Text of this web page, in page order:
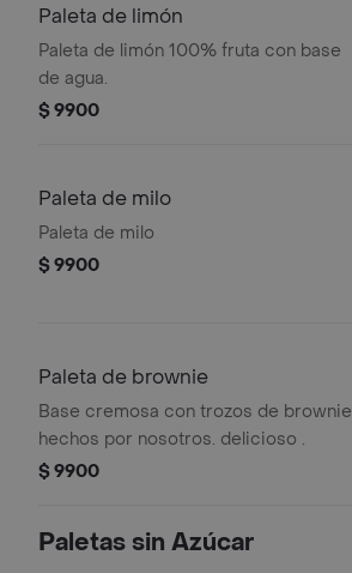
Paleta de limón
Paleta de limón 100% fruta con base
de agua.
$ 9900
Paleta de milo
Paleta de milo
$ 9900
Paleta de brownie
Base cremosa con trozos de brownie
hechos por nosotros. delicioso .
$ 9900
Paletas sin Azúcar